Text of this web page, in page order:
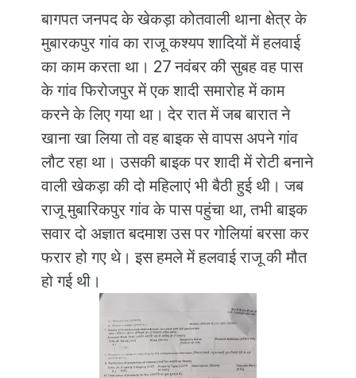
बागपत जनपद के खेकड़ा कोतवाली थाना क्षेत्र के
मुबारकपुर गांव का राजू कश्यप शादियों में हलवाई
का काम करता था। 27 नवंबर की सुबह वह पास
के गांव फिरोजपुर में एक शादी समारोह में काम
करने के लिए गया था। देर रात में जब बारात ने
खाना खा लिया तो वह बाइक से वापस अपने गांव
लौट रहा था। उसकी बाइक पर शादी में रोटी बनाने
वाली खेकड़ा की दो महिलाएं भी बैठी हुई थी। जब
राजू मुबारिकपुर गांव के पास पहुंचा था, तभी बाइक
सवार दो अज्ञात बदमाश उस पर गोलियां बरसा कर
फरार हो गए थे। इस हमले में हलवाई राजू की मौत
हो गई थी।